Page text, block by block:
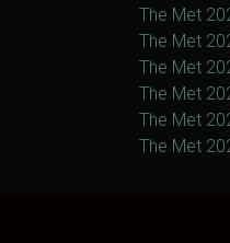
The Met
The Met
The Met
The Met
The Met
The Met